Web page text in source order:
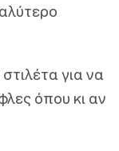
για να
όπου κι αν